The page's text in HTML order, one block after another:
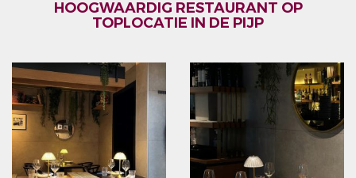
HOOGWAARDIG RESTAURANT OP
TOPLOCATIE IN DE PIJP